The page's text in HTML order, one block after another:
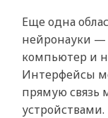
Еще одна
нейронауки —
компьютер и
Интерфейсы
прямую